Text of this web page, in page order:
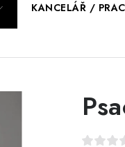
KANCELÁŘ /